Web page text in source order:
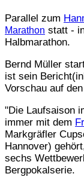
Parallel zum
Marathon statt -
Halbmarathon.
Bernd Müller
ist sein
Vorschau auf
"Die Laufsaison
immer mit dem
Markgräfler
Hannover)
sechs
Bergpokalserie.